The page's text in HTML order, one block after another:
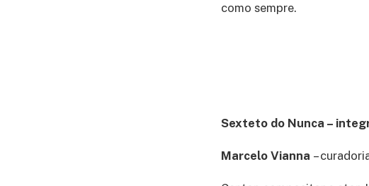
como sempre.
Sexteto do Nunca –
Marcelo Vianna –